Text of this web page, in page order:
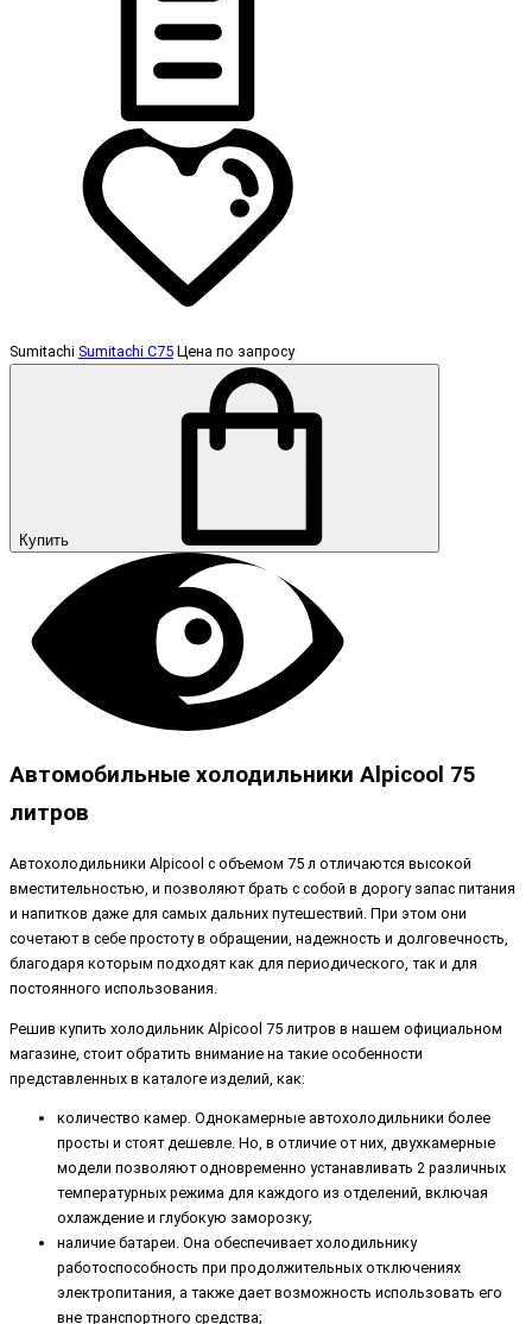
Sumitachi Sumitachi C75 Цена по запросу
Купить
Автомобильные холодильники Alpicool 75
литров
Автохолодильники Alpicool с объемом 75 л отличаются высокой
вместительностью, и позволяют брать с собой в дорогу запас питания
и напитков даже для самых дальних путешествий. При этом они
сочетают в себе простоту в обращении, надежность и долговечность,
благодаря которым подходят как для периодического, так и для
постоянного использования.
Решив купить холодильник Alpicool 75 литров в нашем официальном
магазине, стоит обратить внимание на такие особенности
представленных в каталоге изделий, как:
количество камер. Однокамерные автохолодильники более
просты и стоят дешевле. Но, в отличие от них, двухкамерные
модели позволяют одновременно устанавливать 2 различных
температурных режима для каждого из отделений, включая
охлаждение и глубокую заморозку;
наличие батареи. Она обеспечивает холодильнику
работоспособность при продолжительных отключениях
электропитания, а также дает возможность использовать его
вне транспортного средства;